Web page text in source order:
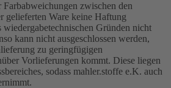
zwischen den
gelieferten Ware keine Haftung
wiedergabetechnischen Gründen nicht
kann nicht ausgeschlossen werden,
zu geringfügigen
Vorlieferungen kommt. Diese liegen
sodass mahler.stoffe e.K. auch